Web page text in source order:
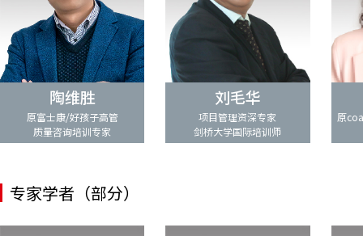
陶维胜
原富士康/好孩子高管
质量咨询培训专家
刘毛华
项目管理资深专家
剑桥大学国际培训师
原
专家学者（部分）